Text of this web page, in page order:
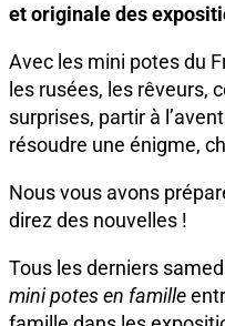
et originale des
Avec les mini potes du
les rusées, les rêveurs,
surprises, partir à
résoudre une énigme,
Nous vous avons
direz des nouvelles !
Tous les derniers
mini potes en famille